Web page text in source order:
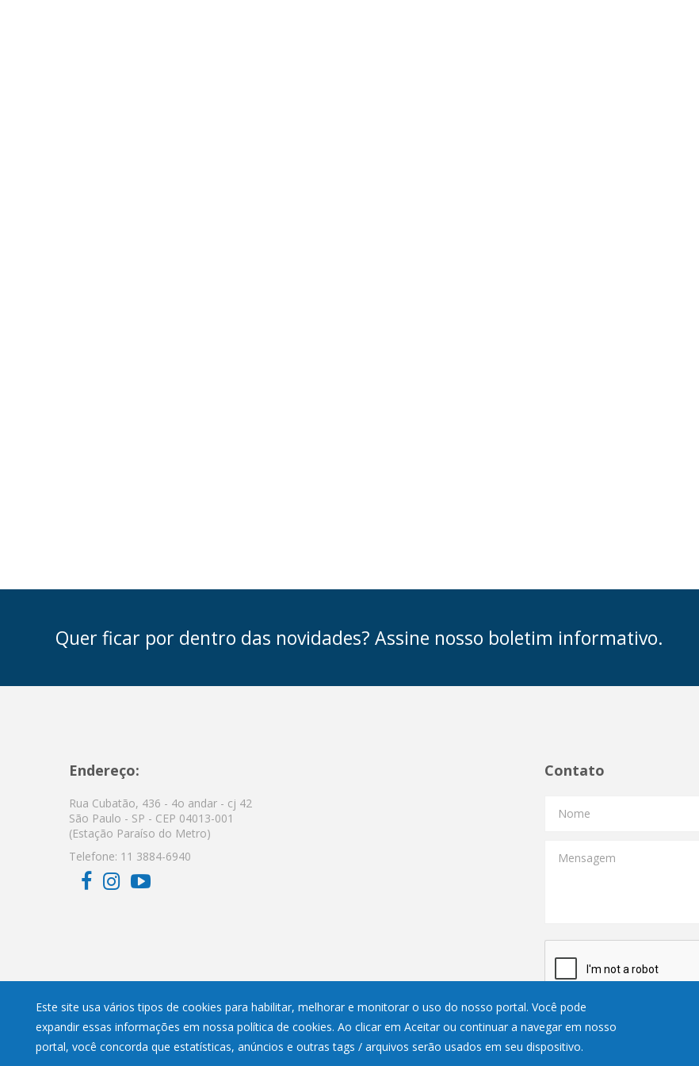
Este site usa vários tipos de cookies para habilitar, melhorar e monitorar o uso do nosso portal. Você pode
expandir essas informações em nossa política de cookies. Ao clicar em Aceitar ou continuar a navegar em nosso
portal, você concorda que estatísticas, anúncios e outras tags / arquivos serão usados em seu dispositivo.
Quer ficar por dentro das novidades? Assine nosso boletim informativo.
Endereço:
Rua Cubatão, 436 - 4o andar - cj 42
São Paulo - SP - CEP 04013-001
(Estação Paraíso do Metro)
Telefone: 11 3884-6940
Contato
Nome
Mensagem
Segunda à Sexta - das 08:00 - 18:00. Sábado - das 08:00 - 12:00 © Copyright 2024, Todos os